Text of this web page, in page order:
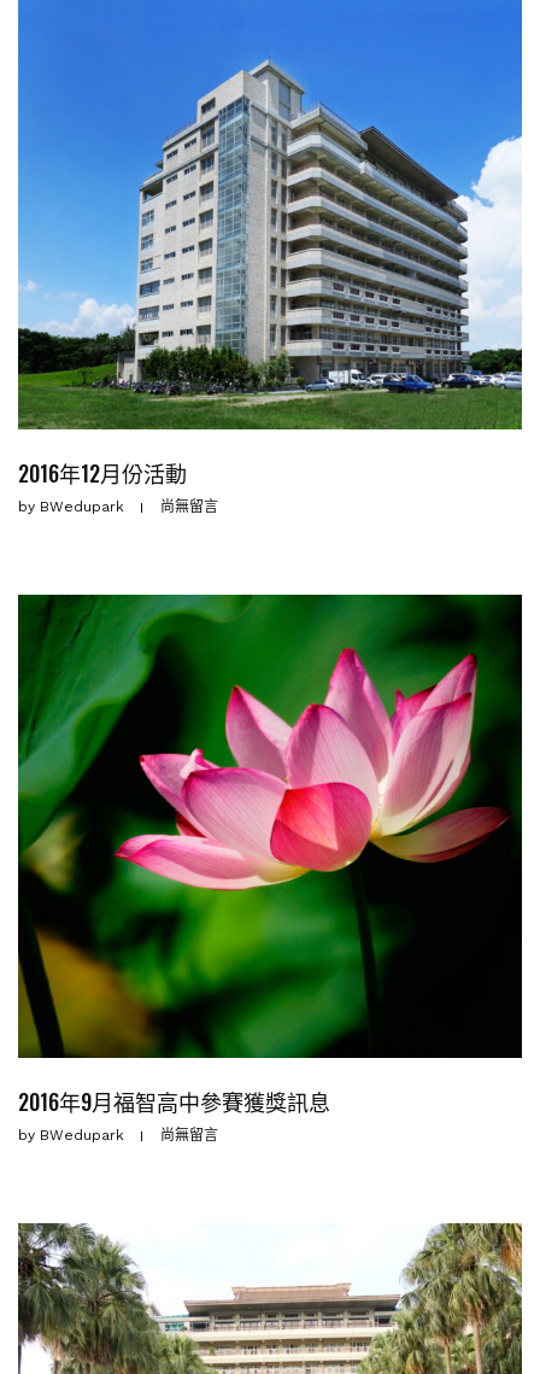
2016年12月份活動
by BWedupark 尚無留言
2016年9月福智高中參賽獲獎訊息
by BWedupark 尚無留言